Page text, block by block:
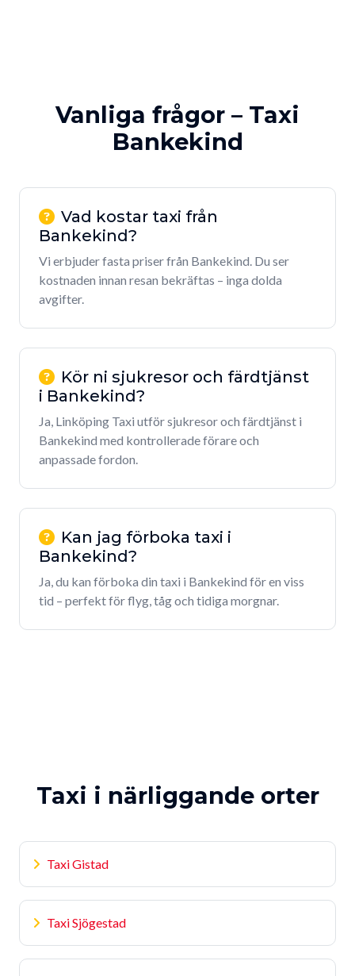
Vanliga frågor – Taxi
Bankekind
Vad kostar taxi från
Bankekind?
Vi erbjuder fasta priser från Bankekind. Du ser
kostnaden innan resan bekräftas – inga dolda
avgifter.
Kör ni sjukresor och färdtjänst
i Bankekind?
Ja, Linköping Taxi utför sjukresor och färdtjänst i
Bankekind med kontrollerade förare och
anpassade fordon.
Kan jag förboka taxi i
Bankekind?
Ja, du kan förboka din taxi i Bankekind för en viss
tid – perfekt för flyg, tåg och tidiga morgnar.
Taxi i närliggande orter
Taxi Gistad
Taxi Sjögestad